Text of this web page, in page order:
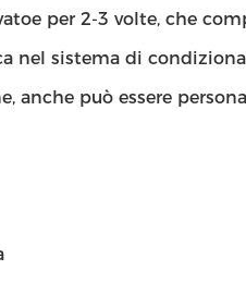
per 2-3 volte, che
nel sistema di
anche può essere